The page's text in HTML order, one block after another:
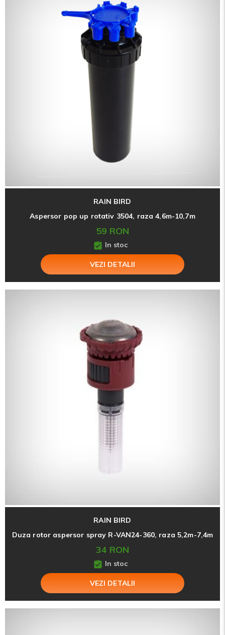
RAIN BIRD
Aspersor pop up rotativ 3504, raza 4,6m-10,7m
59 RON
In stoc
VEZI DETALII
RAIN BIRD
Duza rotor aspersor spray R-VAN24-360, raza 5,2m-7,4m
34 RON
In stoc
VEZI DETALII